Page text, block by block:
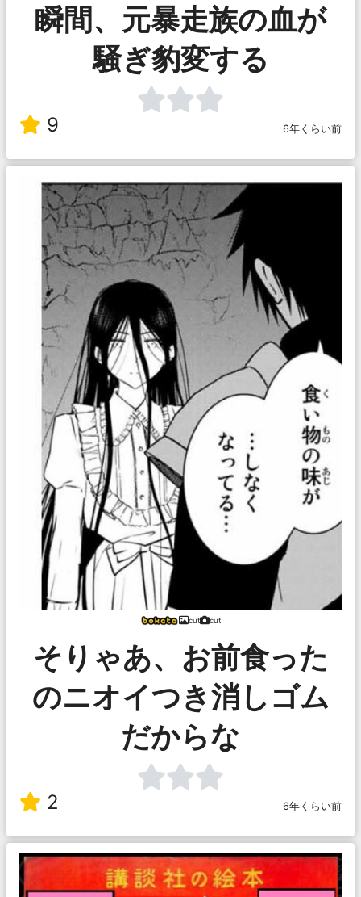
瞬間、元暴走族の血が
騒ぎ豹変する
9 6年くらい前
cut cut
そりゃあ、お前食った
のニオイつき消しゴム
だからな
2 6年くらい前